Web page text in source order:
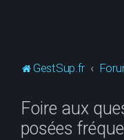
GestSup.fr
Foire aux
posées